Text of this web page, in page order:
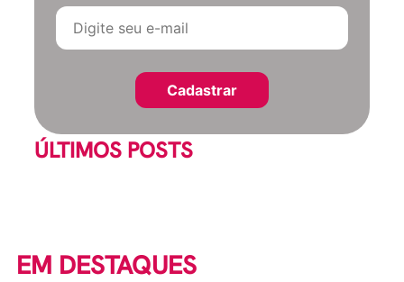
ÚLTIMOS POSTS
EM DESTAQUES